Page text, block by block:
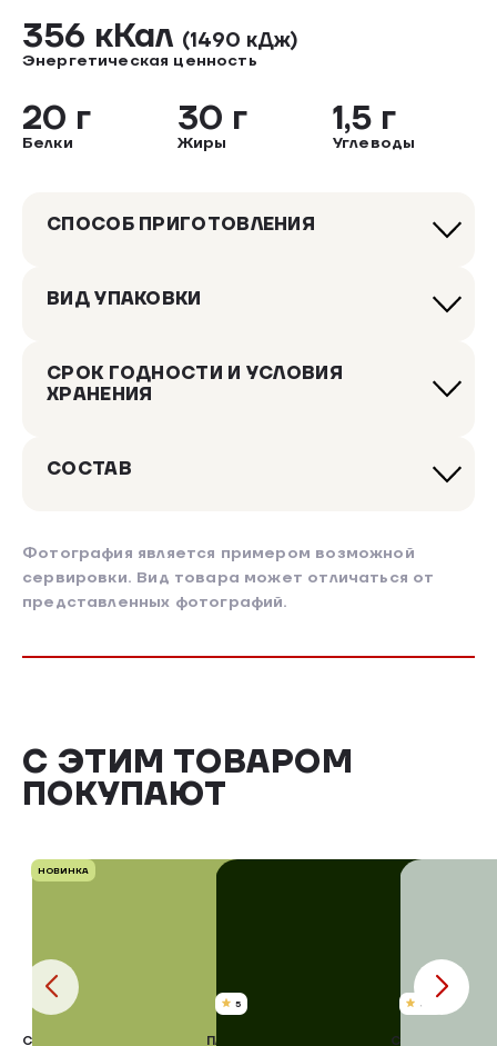
356 кКал (1490 кДж)
Энергетическая ценность
20 г
Белки
30 г
Жиры
1,5 г
Углеводы
СПОСОБ ПРИГОТОВЛЕНИЯ
ВИД УПАКОВКИ
СРОК ГОДНОСТИ И УСЛОВИЯ
ХРАНЕНИЯ
СОСТАВ
Фотография является примером возможной
сервировки. Вид товара может отличаться от
представленных фотографий.
С ЭТИМ ТОВАРОМ
ПОКУПАЮТ
НОВИНКА
СЫРОВЯЛЕНАЯ ГРУДКА
5
ПАШТЕТ С ГРЕЦКИМИ
4.8
СЕРДЦЕ